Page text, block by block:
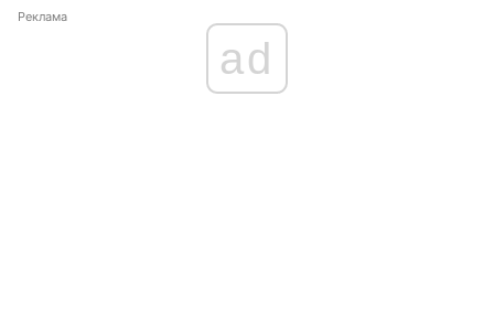
Реклама
ad